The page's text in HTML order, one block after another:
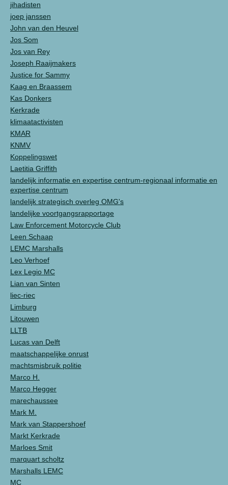
jihadisten
joep janssen
John van den Heuvel
Jos Som
Jos van Rey
Joseph Raaijmakers
Justice for Sammy
Kaag en Braassem
Kas Donkers
Kerkrade
klimaatactivisten
KMAR
KNMV
Koppelingswet
Laetitia Griffith
landelijk informatie en expertise centrum-regionaal informatie en
expertise centrum
landelijk strategisch overleg OMG's
landelijke voortgangsrapportage
Law Enforcement Motorcycle Club
Leen Schaap
LEMC Marshalls
Leo Verhoef
Lex Legio MC
Lian van Sinten
liec-riec
Limburg
Litouwen
LLTB
Lucas van Delft
maatschappelijke onrust
machtsmisbruik politie
Marco H.
Marco Hegger
marechaussee
Mark M.
Mark van Stappershoef
Markt Kerkrade
Marloes Smit
marquart scholtz
Marshalls LEMC
MC